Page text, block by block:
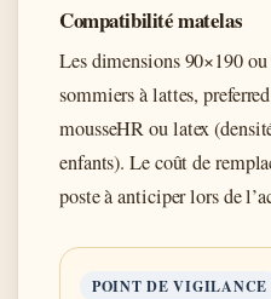
Compatibilité matelas
Les dimensions 90×190
sommiers à lattes,
mousseHR ou latex
enfants). Le coût de
poste à anticiper lors de
POINT DE VIGILANCE